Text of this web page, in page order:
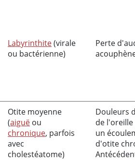
Labyrinthite(virale
ou bactérienne)
Perte
Otite moyenne
(aiguë ou
chronique, parfois
avec
cholestéatome)
Douleurs
de
un
d'otite